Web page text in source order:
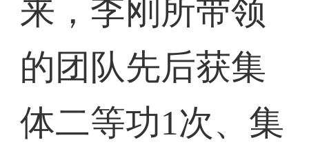
来，李刚所带领
的团队先后获集
体二等功1次、集